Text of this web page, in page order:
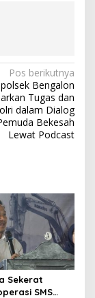
Pos berikutnya
Bengalon
Tugas dan
dalam Dialog
Bekesah
Lewat Podcast
Sekerat
SMS